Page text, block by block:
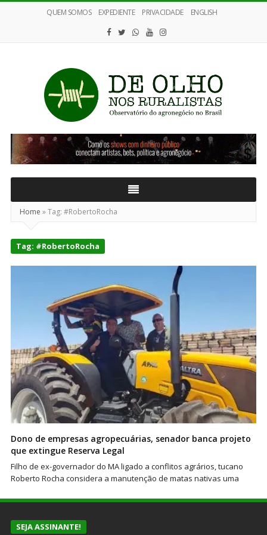
QUEM SOMOS EXPEDIENTE PRIVACIDADE ENGLISH
De
Olho
nos
Home »Tag: #RobertoRocha
Tag: #RobertoRocha
Dono de empresas agropecuárias, senador banca projeto
que extingue Reserva Legal
Filho de ex-governador do MA ligado a conflitos agrários, tucano
Roberto Rocha considera a manutenção de matas nativas uma
SEJA ASSINANTE!